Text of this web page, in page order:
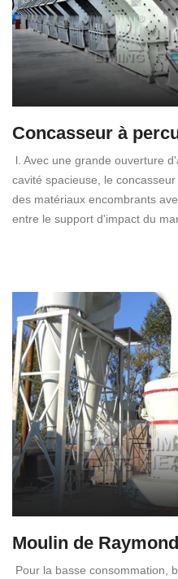
Concasseur à
l. Avec une grande ouverture
cavité spacieuse, le
des matériaux encombrants
entre le support d'impact du
Moulin de Raymond
Pour la basse consommation,